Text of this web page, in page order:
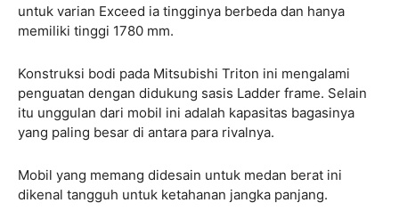
untuk varian Exceed ia tingginya berbeda dan hanya
memiliki tinggi 1780 mm.
Konstruksi bodi pada Mitsubishi Triton ini mengalami
penguatan dengan didukung sasis Ladder frame. Selain
itu unggulan dari mobil ini adalah kapasitas bagasinya
yang paling besar di antara para rivalnya.
Mobil yang memang didesain untuk medan berat ini
dikenal tangguh untuk ketahanan jangka panjang.